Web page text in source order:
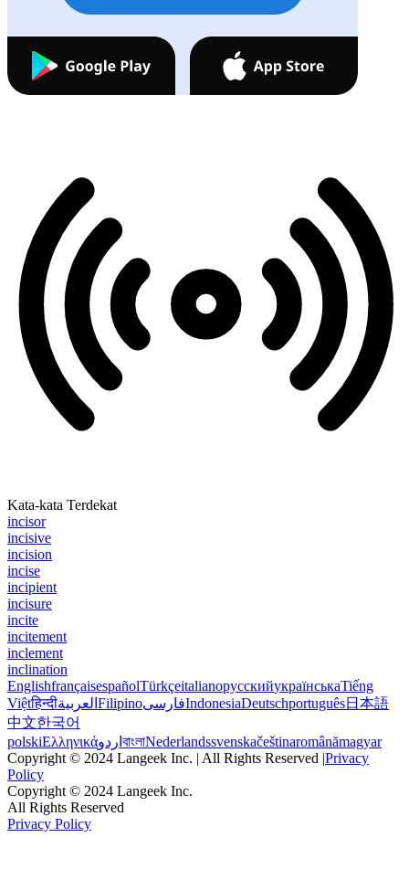
Kata-kata Terdekat
incisor
incisive
incision
incise
incipient
incisure
incite
incitement
inclement
inclination
EnglishfrançaisespañolTürkçeitalianoрусскийукраїнськаTiếng
Việtहिन्दीالعربية FilipinoفارسیIndonesiaDeutschportuguês日本語
中文한국어
polskiΕλληνικάاردو বাংলাNederlandssvenskačeštinaromânămagyar
Copyright © 2024 Langeek Inc. | All Rights Reserved |Privacy
Policy
Copyright © 2024 Langeek Inc.
All Rights Reserved
Privacy Policy